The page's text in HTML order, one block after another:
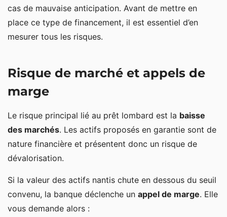
cas de mauvaise anticipation. Avant de mettre en
place ce type de financement, il est essentiel d’en
mesurer tous les risques.
Risque de marché et appels de
marge
Le risque principal lié au prêt lombard est la baisse
des marchés. Les actifs proposés en garantie sont de
nature financière et présentent donc un risque de
dévalorisation.
Si la valeur des actifs nantis chute en dessous du seuil
convenu, la banque déclenche un appel de marge. Elle
vous demande alors :